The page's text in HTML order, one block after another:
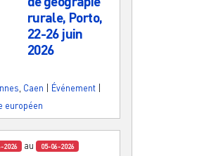
rurale, Porto,
22-26 juin
2026
Caen Événement
européen
2026 au 05-06-2026